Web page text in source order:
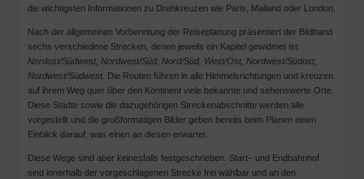
die wichtigsten Informationen zu Drehkreuzen wie Paris, Mailand oder London.
Nach der allgemeinen Vorbereitung der Reiseplanung präsentiert der Bildband
sechs verschiedene Strecken, denen jeweils ein Kapitel gewidmet ist:
Nordost/Südwest, Nordwest/Süd, Nord/Süd, West/Ost, Nordwest/Südost,
Nordwest/Südwest. Die Routen führen in alle Himmelsrichtungen und kreuzen
auf ihrem Weg quer über den Kontinent viele bekannte und sehenswerte Orte.
Diese Städte sowie die dazugehörigen Streckenabschnitte werden alle
vorgestellt und die großformatigen Bilder geben bereits beim Planen einen
Einblick darauf, was einen an diesen erwartet.
Diese Wege sind aber keinesfalls festgeschrieben. Start– und Endbahnhof
sind innerhalb der vorgeschlagenen Strecke frei wählbar und an den